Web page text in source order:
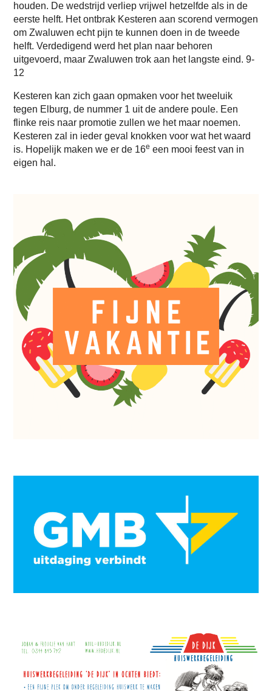
houden. De wedstrijd verliep vrijwel hetzelfde als in de
eerste helft. Het ontbrak Kesteren aan scorend vermogen
om Zwaluwen echt pijn te kunnen doen in de tweede
helft. Verdedigend werd het plan naar behoren
uitgevoerd, maar Zwaluwen trok aan het langste eind. 9-
12
Kesteren kan zich gaan opmaken voor het tweeluik
tegen Elburg, de nummer 1 uit de andere poule. Een
flinke reis naar promotie zullen we het maar noemen.
Kesteren zal in ieder geval knokken voor wat het waard
is. Hopelijk maken we er de 16e een mooi feest van in
eigen hal.